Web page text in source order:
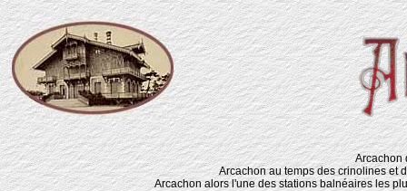
Arcachon
Arcachon au temps des crinolines et
Arcachon alors l'une des stations balnéaires les